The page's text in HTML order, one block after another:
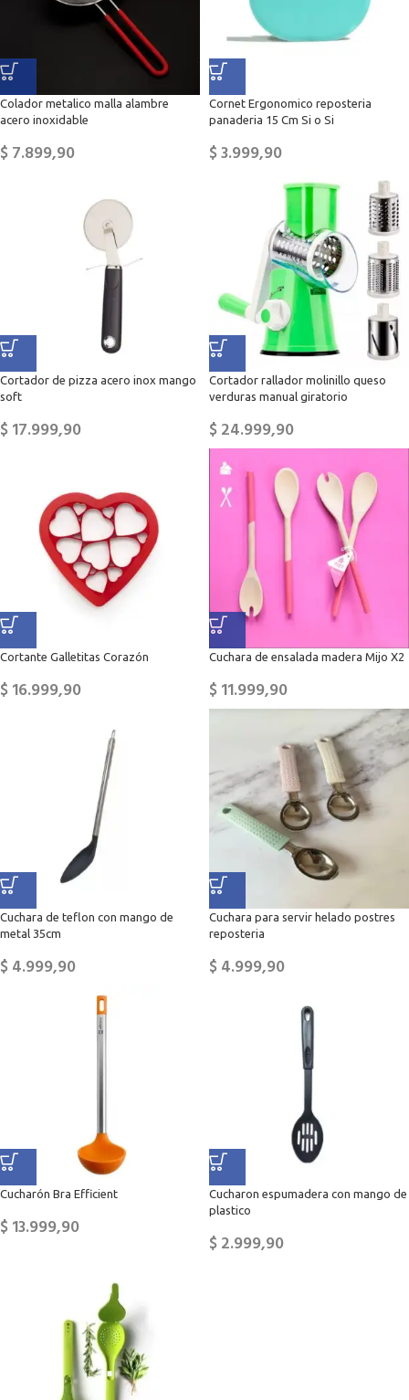
Colador metalico malla alambre
acero inoxidable
$7.899,90
Cornet Ergonomico reposteria
panaderia 15 Cm Si o Si
$3.999,90
Cortador de pizza acero inox mango
soft
$17.999,90
Cortador rallador molinillo queso
verduras manual giratorio
$24.999,90
Cortante Galletitas Corazón
$16.999,90
Cuchara de ensalada madera Mijo X2
$11.999,90
Cuchara de teflon con mango de
metal 35cm
$4.999,90
Cuchara para servir helado postres
reposteria
$4.999,90
Cucharón Bra Efficient
$13.999,90
Cucharon espumadera con mango de
plastico
$2.999,90